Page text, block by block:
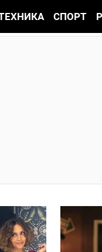
СПОРТ